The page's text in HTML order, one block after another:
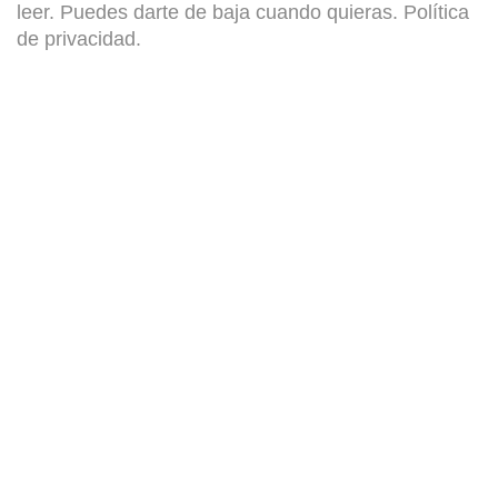
leer. Puedes darte de baja cuando quieras. Política
de privacidad.